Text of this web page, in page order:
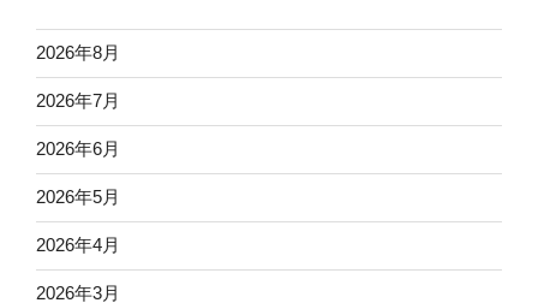
2026年8月
2026年7月
2026年6月
2026年5月
2026年4月
2026年3月